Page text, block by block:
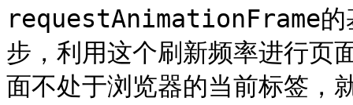
requestAnimationFrame的
步，利用这个刷新频率进行页
面不处于浏览器的当前标签，